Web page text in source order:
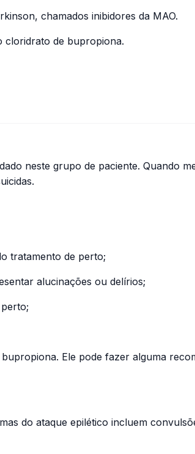
chamados inibidores da MAO.
cloridrato de bupropiona.
neste grupo de paciente. Quando
tratamento de perto;
alucinações ou delírios;
Ele pode fazer alguma
do ataque epilético incluem